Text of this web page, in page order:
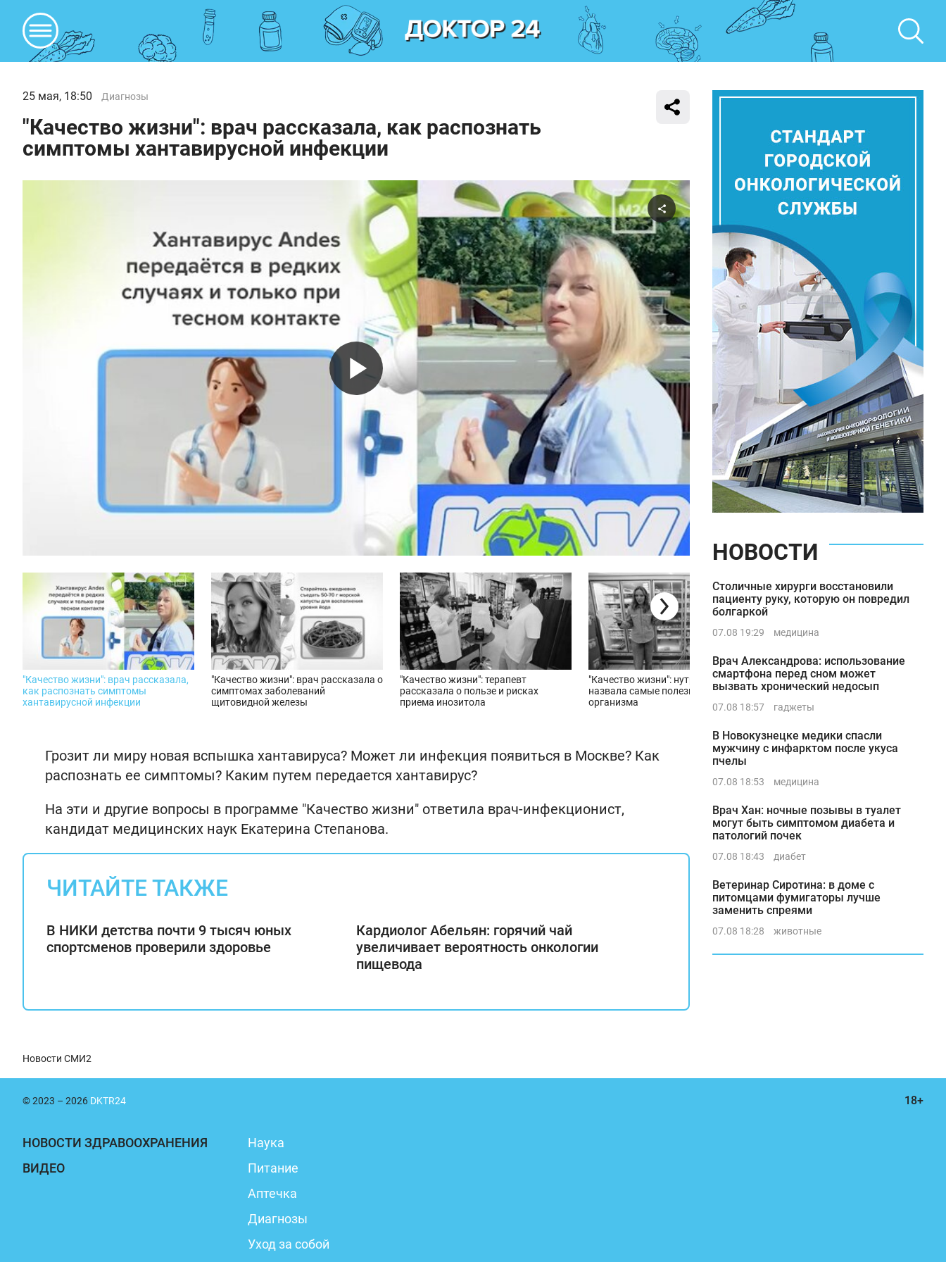
25 мая, 18:50 Диагнозы
"Качество жизни": врач рассказала, как распознать
симптомы хантавирусной инфекции
Воспроизвести
видео
Поделиться
"Качество жизни": врач рассказала,
как распознать симптомы
хантавирусной инфекции
"Качество жизни": врач рассказала о
симптомах заболеваний
щитовидной железы
"Качество жизни": терапевт
рассказала о пользе и рисках
приема инозитола
"Качество жизни": нутрициолог
назвала самые полезные масла для
организма
"Качество жизни": врач рассказала,
почему весной обостряется
выпадение волос
Грозит ли миру новая вспышка хантавируса? Может ли инфекция появиться в Москве? Как
распознать ее симптомы? Каким путем передается хантавирус?
На эти и другие вопросы в программе "Качество жизни" ответила врач-инфекционист,
кандидат медицинских наук Екатерина Степанова.
ЧИТАЙТЕ ТАКЖЕ
В НИКИ детства почти 9 тысяч юных
спортсменов проверили здоровье
Кардиолог Абельян: горячий чай
увеличивает вероятность онкологии
пищевода
Новости СМИ2
НОВОСТИ
Столичные хирурги восстановили
пациенту руку, которую он повредил
болгаркой
07.08 19:29 медицина
Врач Александрова: использование
смартфона перед сном может
вызвать хронический недосып
07.08 18:57 гаджеты
В Новокузнецке медики спасли
мужчину с инфарктом после укуса
пчелы
07.08 18:53 медицина
Врач Хан: ночные позывы в туалет
могут быть симптомом диабета и
патологий почек
07.08 18:43 диабет
Ветеринар Сиротина: в доме с
питомцами фумигаторы лучше
заменить спреями
07.08 18:28 животные
© 2023 – 2026 DKTR24
НОВОСТИ ЗДРАВООХРАНЕНИЯ
ВИДЕО
Наука
Питание
Аптечка
Диагнозы
Уход за собой